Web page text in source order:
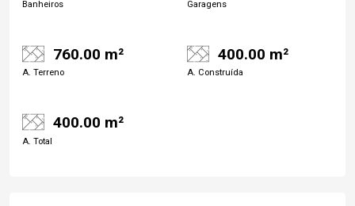
Banheiros Garagens
760.00 m²
A. Terreno
400.00 m²
A. Construída
400.00 m²
A. Total